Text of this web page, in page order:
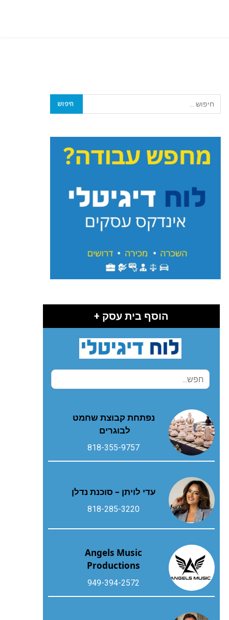
הוסף בית עסק +
נפתחת קבוצת שחמט
לבוגרים
818-355-9757
עדי לויתן – סוכנת נדלן
818-285-3220
Angels Music
Productions
949-394-2572